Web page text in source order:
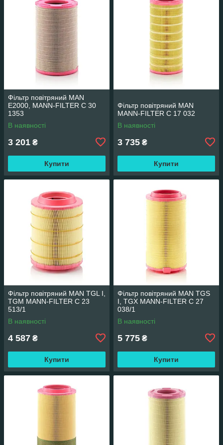
Фільтр повітряний MAN
E2000, MANN-FILTER C 30
1353
В наявності
3 201 ₴
Купити
Фільтр повітряний MAN
MANN-FILTER C 17 032
В наявності
3 735 ₴
Купити
Фільтр повітряний MAN TGL I,
TGM MANN-FILTER C 23
513/1
В наявності
4 587 ₴
Купити
Фільтр повітряний MAN TGS
I, TGX MANN-FILTER C 27
038/1
В наявності
5 775 ₴
Купити